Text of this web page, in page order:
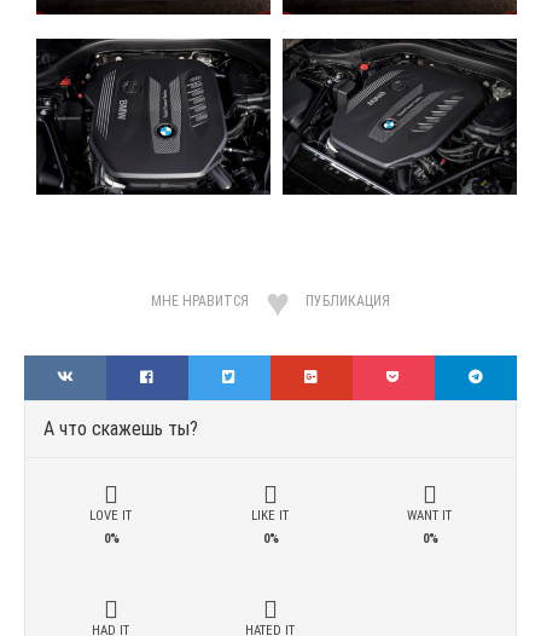
МНЕ НРАВИТСЯ ПУБЛИКАЦИЯ
А что скажешь ты?
LOVE IT
0%
LIKE IT
0%
WANT IT
0%
HAD IT
HATED IT